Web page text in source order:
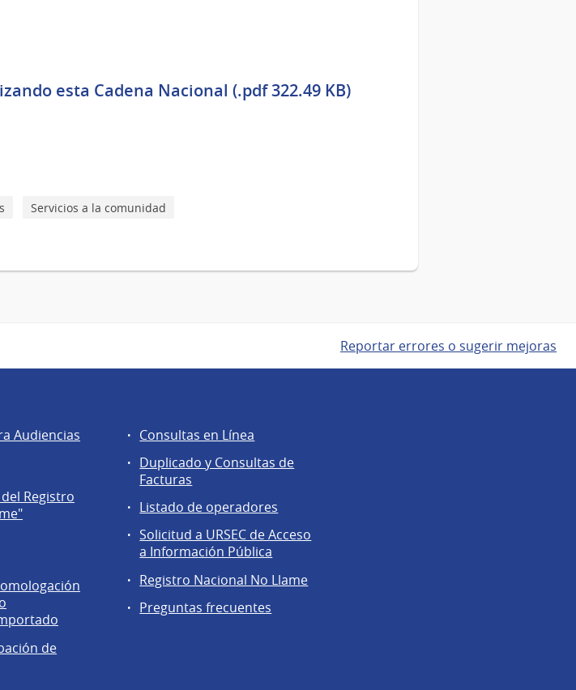
esta Cadena Nacional (.pdf 322.49 KB)
Servicios a la comunidad
Reportar errores o sugerir mejoras
Audiencias
Registro
de
Agentes
regulados
Consultas en Línea
Duplicado y Consultas de
Facturas
Listado de operadores
Solicitud a URSEC de Acceso
a Información Pública
Registro Nacional No Llame
Preguntas frecuentes